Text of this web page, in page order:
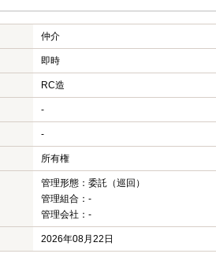
仲介
即時
RC造
-
-
所有権
管理形態：委託（巡回）
管理組合：-
管理会社：-
2026年08月22日